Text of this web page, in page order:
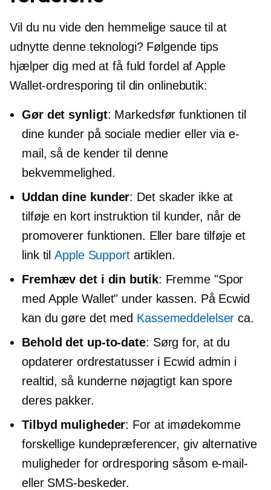
Vil du nu vide den hemmelige sauce til at
udnytte denne teknologi? Følgende tips
hjælper dig med at få fuld fordel af Apple
Wallet-ordresporing til din onlinebutik:
Gør det synligt: Markedsfør funktionen til
dine kunder på sociale medier eller via e-
mail, så de kender til denne
bekvemmelighed.
Uddan dine kunder: Det skader ikke at
tilføje en kort instruktion til kunder, når de
promoverer funktionen. Eller bare tilføje et
link tilApple Supportartiklen.
Fremhæv det i din butik: Fremme "Spor
med Apple Wallet" under kassen. På Ecwid
kan du gøre det med Kassemeddelelser ca.
Behold det up-to-date: Sørg for, at du
opdaterer ordrestatusser i Ecwid admin i
realtid, så kunderne nøjagtigt kan spore
deres pakker.
Tilbyd muligheder: For at imødekomme
forskellige kundepræferencer, giv alternative
muligheder for ordresporing såsom e-mail-
eller SMS-beskeder.